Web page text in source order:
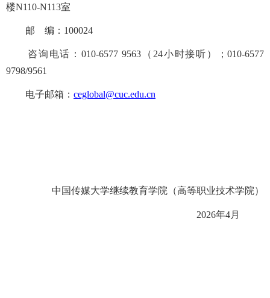
楼N110-N113室
邮 编： 100024
咨询电话：010-6577 9563 （ 24小时接听 ）； 010-6577
9798/9561
电子邮箱： ceglobal@cuc.edu.cn
中国传媒大学继续教育学院（高等职业技术学院）
2026年4月